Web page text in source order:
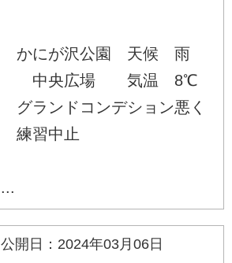
かにが沢公園 天候 雨
中央広場 気温 8℃
グランドコンデション悪く
練習中止
...
公開日：2024年03月06日